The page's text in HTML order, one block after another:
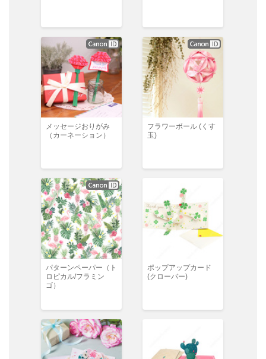
メッセージおりがみ
（カーネーション）
フラワーボール (くす
玉)
パターンペーパー（ト
ロピカル/フラミン
ゴ）
ポップアップカード
(クローバー)